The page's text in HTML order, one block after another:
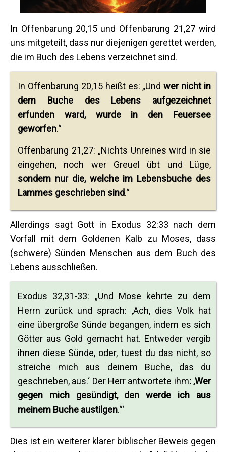
In Offenbarung 20,15 und Offenbarung 21,27 wird
uns mitgeteilt, dass nur diejenigen gerettet werden,
die im Buch des Lebens verzeichnet sind.
In Offenbarung 20,15 heißt es: „Undwer nicht in
dem Buche des Lebens aufgezeichnet
erfunden ward, wurde in den Feuersee
geworfen.“
Offenbarung 21,27: „Nichts Unreines wird in sie
eingehen, noch wer Greuel übt und Lüge,
sondern nur die, welche im Lebensbuche des
Lammes geschrieben sind.“
Allerdings sagt Gott in Exodus 32:33 nach dem
Vorfall mit dem Goldenen Kalb zu Moses, dass
(schwere) Sünden Menschen aus dem Buch des
Lebens ausschließen.
Exodus 32,31-33: „Und Mose kehrte zu dem
Herrn zurück und sprach: ‚Ach, dies Volk hat
eine übergroße Sünde begangen, indem es sich
Götter aus Gold gemacht hat. Entweder vergib
ihnen diese Sünde, oder, tuest du das nicht, so
streiche mich aus deinem Buche, das du
geschrieben, aus.‘ Der Herr antwortete ihm: ‚Wer
gegen mich gesündigt, den werde ich aus
meinem Buche austilgen.‘“
Dies ist ein weiterer klarer biblischer Beweis gegen